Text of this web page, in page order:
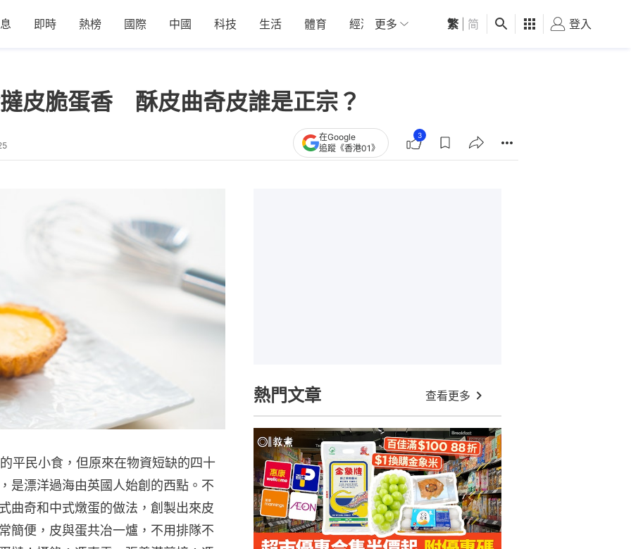
即時 熱榜 國際 中國 科技 生活 體育 經濟 01深圳 觀點 健康 好食玩飛
更多 繁 简 登入
撻皮脆蛋香 酥皮曲奇皮誰是正宗？
在Google
追蹤《香港01》
3
平民小食，但原來在物資短缺的四十
是漂洋過海由英國人始創的西點。不
曲奇和中式燉蛋的做法，創製出來皮
簡便，皮與蛋共冶一爐，不用排隊不
熱門文章 查看更多